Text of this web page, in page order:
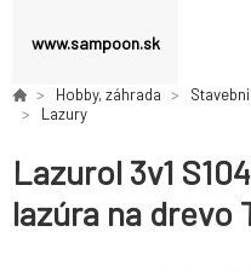
www.sampoon.sk
Hobby, záhrada
Lazury
Lazurol 3v1
lazúra na drevo